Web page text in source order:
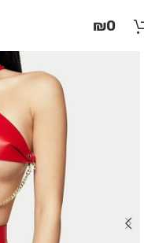
זֶה
תַּפְרִיט
הֵנְּגִישׁוּת
₪0